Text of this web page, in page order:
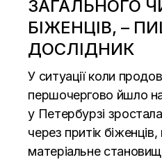
ЗАГАЛЬНОГО
БІЖЕНЦІВ, –
ДОСЛІДНИК
У ситуації коли
першочергово йшло
у Петербурзі
через притік
матеріальне